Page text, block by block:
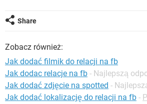
Share
Zobacz również:
Jak dodać filmik do relacji na fb
Jak dodac relacje na fb - Najlepszą
Jak dodać zdjęcie na spotted -
Jak dodać lokalizację do relacji na fb -